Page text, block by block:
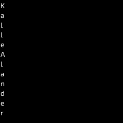
K
a
l
l
e
A
l
a
n
d
e
r